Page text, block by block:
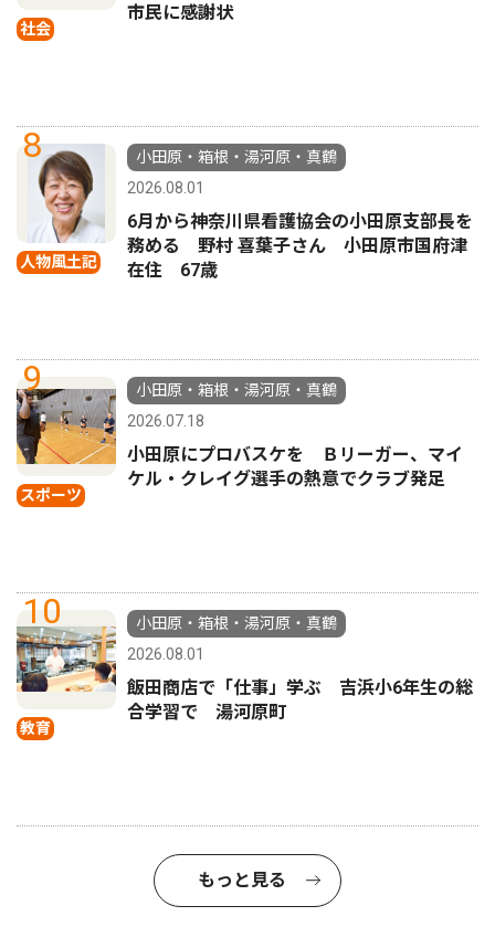
社会
市民に感謝状
8
人物風土記
小田原・箱根・湯河原・真鶴
2026.08.01
6月から神奈川県看護協会の小田原支部長を
務める 野村 喜葉子さん 小田原市国府津
在住 67歳
9
スポーツ
小田原・箱根・湯河原・真鶴
2026.07.18
小田原にプロバスケを Ｂリーガー、マイ
ケル・クレイグ選手の熱意でクラブ発足
10
教育
小田原・箱根・湯河原・真鶴
2026.08.01
飯田商店で「仕事」学ぶ 吉浜小6年生の総
合学習で 湯河原町
もっと見る